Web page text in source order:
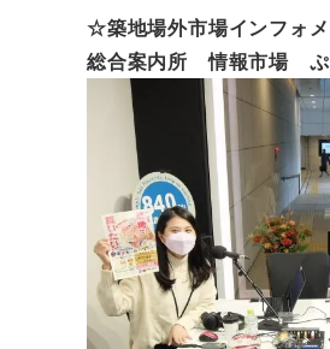
☆築地場外市場インフォ
総合案内所 情報市場